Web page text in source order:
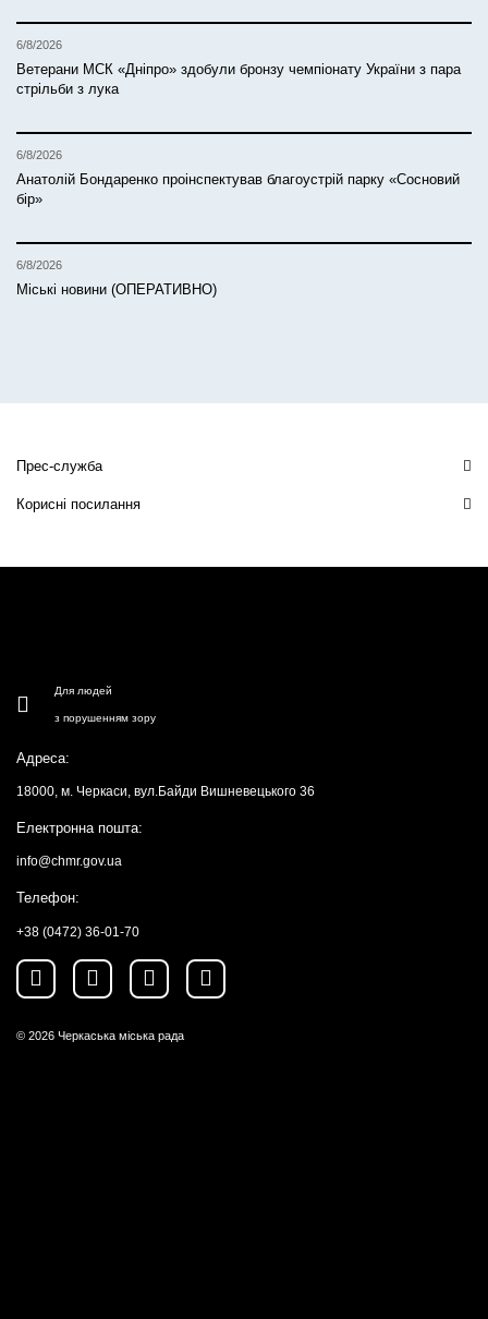
6/8/2026
Ветерани МСК «Дніпро» здобули бронзу чемпіонату України з пара
стрільби з лука
6/8/2026
Анатолій Бондаренко проінспектував благоустрій парку «Сосновий
бір»
6/8/2026
Міські новини (ОПЕРАТИВНО)
Прес-служба
Корисні посилання
Для людей
з порушенням зору
Адреса:
18000, м. Черкаси, вул.Байди Вишневецького 36
Електронна пошта:
info@chmr.gov.ua
Телефон:
+38 (0472) 36-01-70
© 2026 Черкаська міська рада